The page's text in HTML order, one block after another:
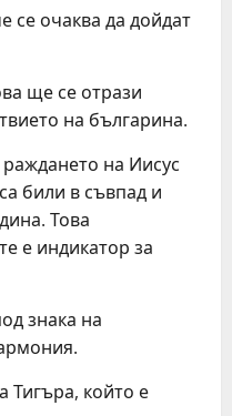
се очаква да дойдат
ще се отрази
на българина.
на Иисус
били в съвпад и
Това
е индикатор за
знака на
Тигъра, който е